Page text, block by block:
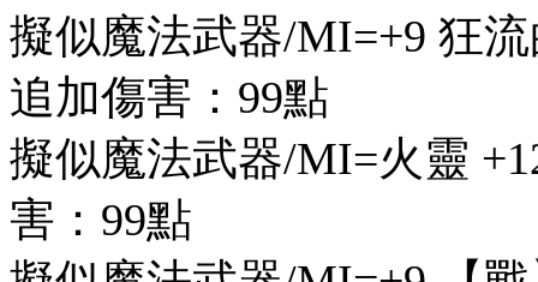
擬似魔法武器/MI=+9 狂
追加傷害：99點
擬似魔法武器/MI=火靈
害：99點